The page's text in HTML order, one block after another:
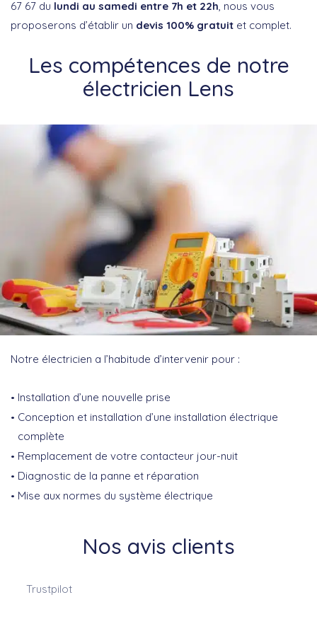
67 67 du lundi au samedi entre 7h et 22h, nous vous
proposerons d’établir un devis 100% gratuit et complet.
Les compétences de notre
électricien Lens
Notre électricien a l’habitude d’intervenir pour :
Installation d’une nouvelle prise
Conception et installation d’une installation électrique
complète
Remplacement de votre contacteur jour-nuit
Diagnostic de la panne et réparation
Mise aux normes du système électrique
Nos avis clients
Trustpilot